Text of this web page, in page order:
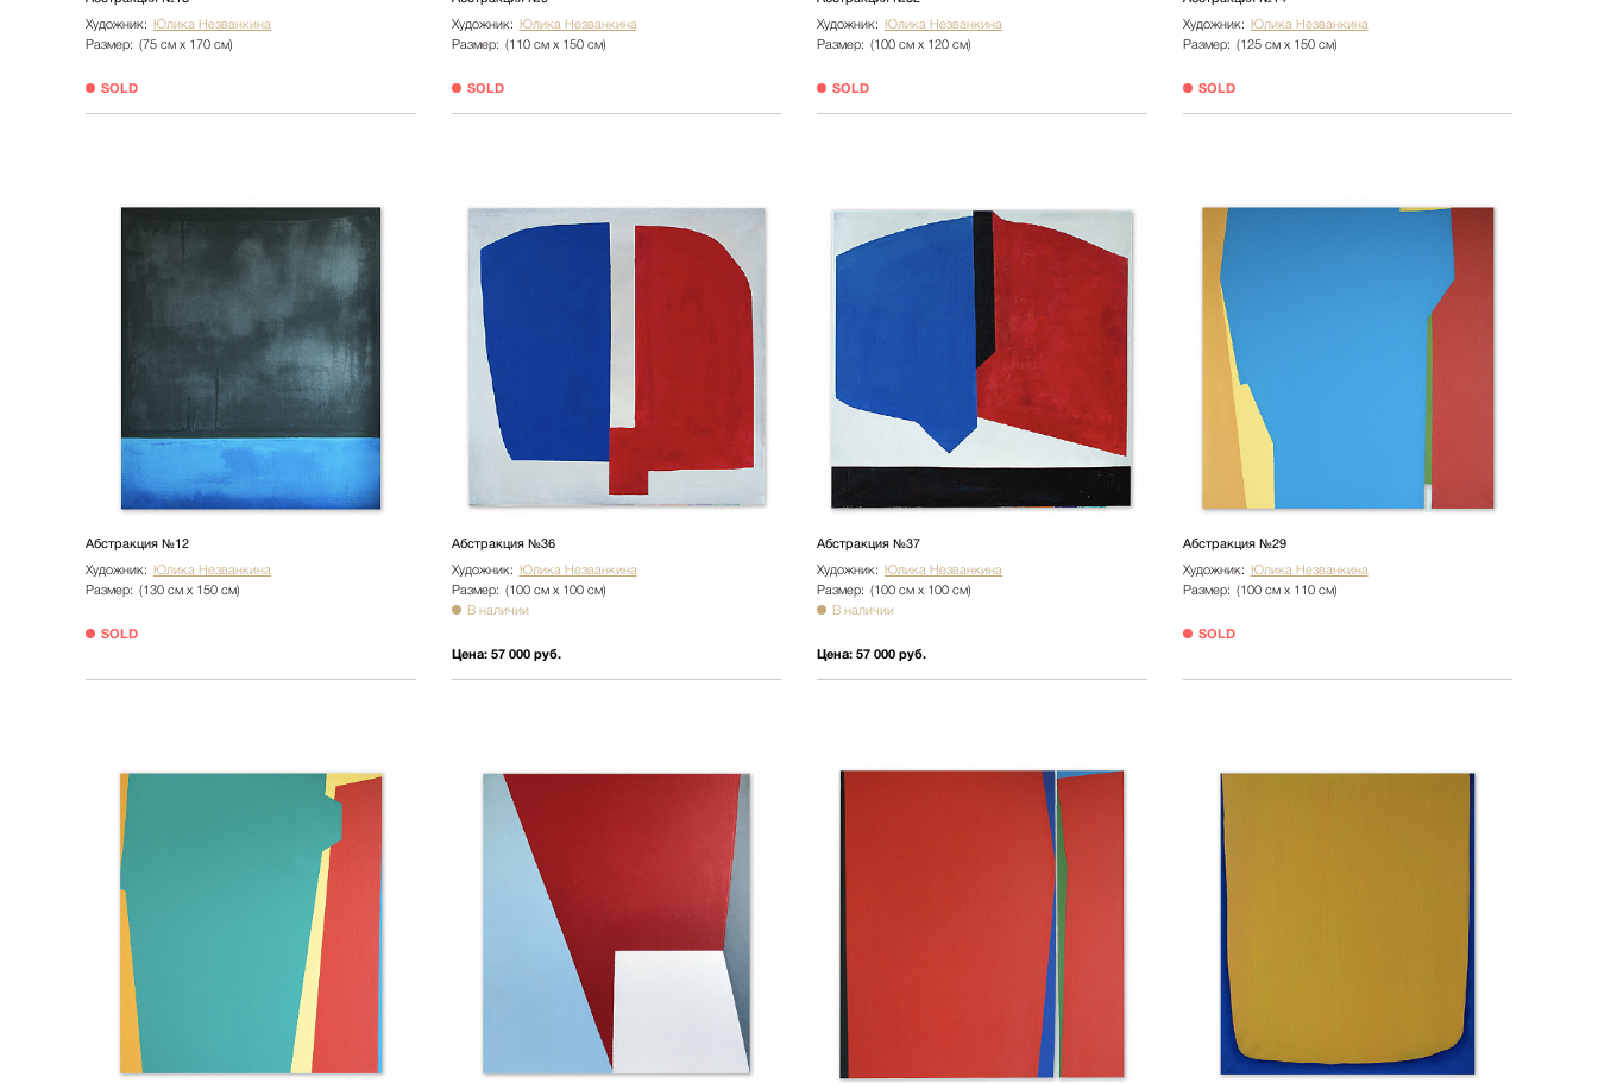
Художник: Юлика Незванкина
Размер: (75 см х 170 см)
SOLD
Художник: Юлика Незванкина
Размер: (110 см х 150 см)
SOLD
Художник: Юлика Незванкина
Размер: (100 см х 120 см)
SOLD
Художник: Юлика Незванкина
Размер: (125 см х 150 см)
SOLD
Абстракция №12
Художник: Юлика Незванкина
Размер: (130 см х 150 см)
SOLD
Абстракция №36
Художник: Юлика Незванкина
Размер: (100 см х 100 см)
В наличии
Цена:57 000 руб.
Абстракция №37
Художник: Юлика Незванкина
Размер: (100 см х 100 см)
В наличии
Цена: 57 000 руб.
Абстракция №29
Художник: Юлика Незванкина
Размер: (100 см х 110 см)
SOLD